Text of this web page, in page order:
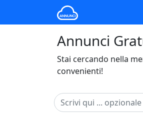
Annunci
Stai cercando nella
convenienti!